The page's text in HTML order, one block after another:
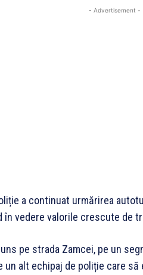
- Advertisement -
a continuat urmărirea
în vedere valorile crescute de
pe strada Zamcei, pe un
alt echipaj de poliție care